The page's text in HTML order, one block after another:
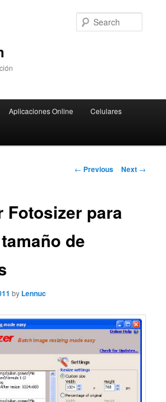
Aplicaciones Online Celulares
Post
← Previous Next →
Fotosizer para
de
by Lennuc